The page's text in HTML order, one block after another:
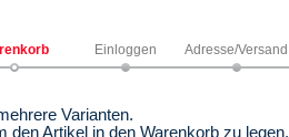
Einloggen Adresse/Versand
Varianten.
den Artikel in den Warenkorb zu legen.